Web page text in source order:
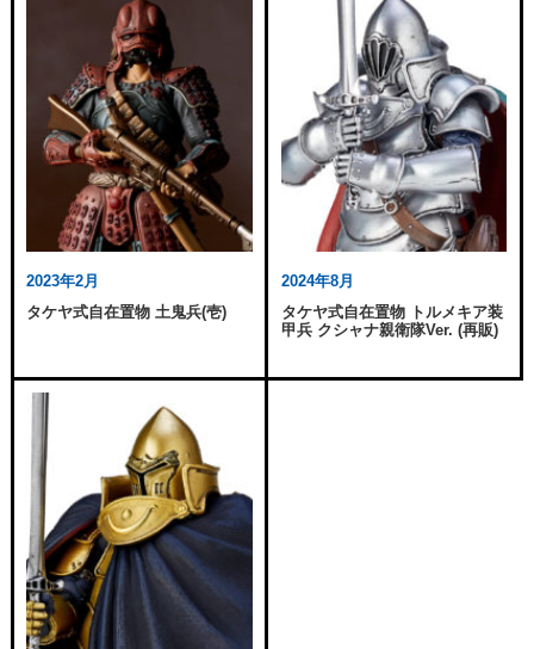
2023年2月
タケヤ式自在置物 土鬼兵(壱)
2024年8月
タケヤ式自在置物 トルメキア装
甲兵 クシャナ親衛隊Ver. (再販)